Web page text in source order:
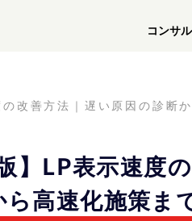
コンサ
改善方法｜遅い原因の診断
】LP表示速度
高速化施策ま